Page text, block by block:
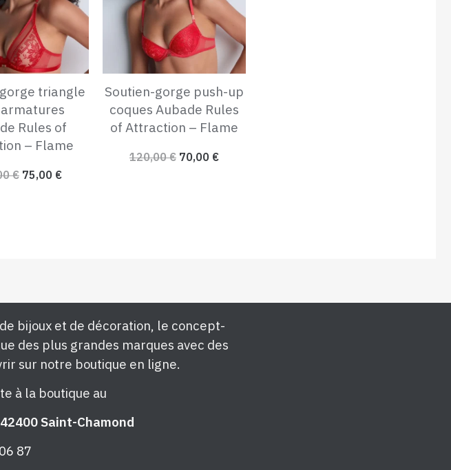
triangle
Rules of
– Flame
€ 75,00 €
Soutien-gorge push-up
coques Aubade Rules
of Attraction – Flame
120,00€ 70,00 €
bijoux et de décoration, le concept-
des plus grandes marques avec des
sur notre boutique en ligne.
à la boutique au
Saint-Chamond
87